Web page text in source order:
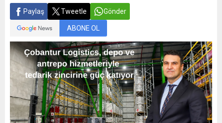
Paylaş Tweetle Gönder
ABONE OL